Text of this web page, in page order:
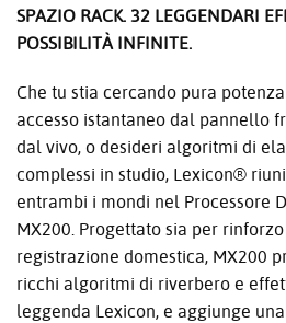
SPAZIO RACK. 32 LEGGENDARI
POSSIBILITÀ INFINITE.
Che tu stia cercando pura
accesso istantaneo dal pannello
dal vivo, o desideri algoritmi di
complessi in studio, Lexicon®
entrambi i mondi nel Processore
MX200. Progettato sia per
registrazione domestica, MX200
ricchi algoritmi di riverbero e
leggenda Lexicon, e aggiunge